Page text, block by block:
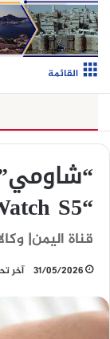
القائمة
“Watch S5”
قناة اليمن|
31/05/2026 آخر